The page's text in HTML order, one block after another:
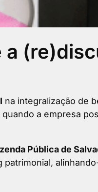
na integralização de
a empresa
Pública de
patrimonial,